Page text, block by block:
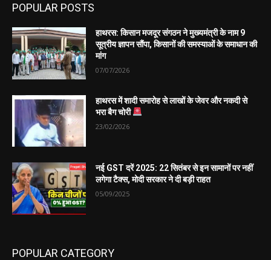
POPULAR POSTS
हाथरस: किसान मजदूर संगठन ने मुख्यमंत्री के नाम 9
सूत्रीय ज्ञापन सौंपा, किसानों की समस्याओं के समाधान की
मांग
07/07/2026
हाथरस में शादी समारोह से लाखों के जेवर और नकदी से
भरा बैग चोरी
23/02/2026
नई GST दरें 2025: 22 सितंबर से इन सामानों पर नहीं
लगेगा टैक्स, मोदी सरकार ने दी बड़ी राहत
05/09/2025
POPULAR CATEGORY